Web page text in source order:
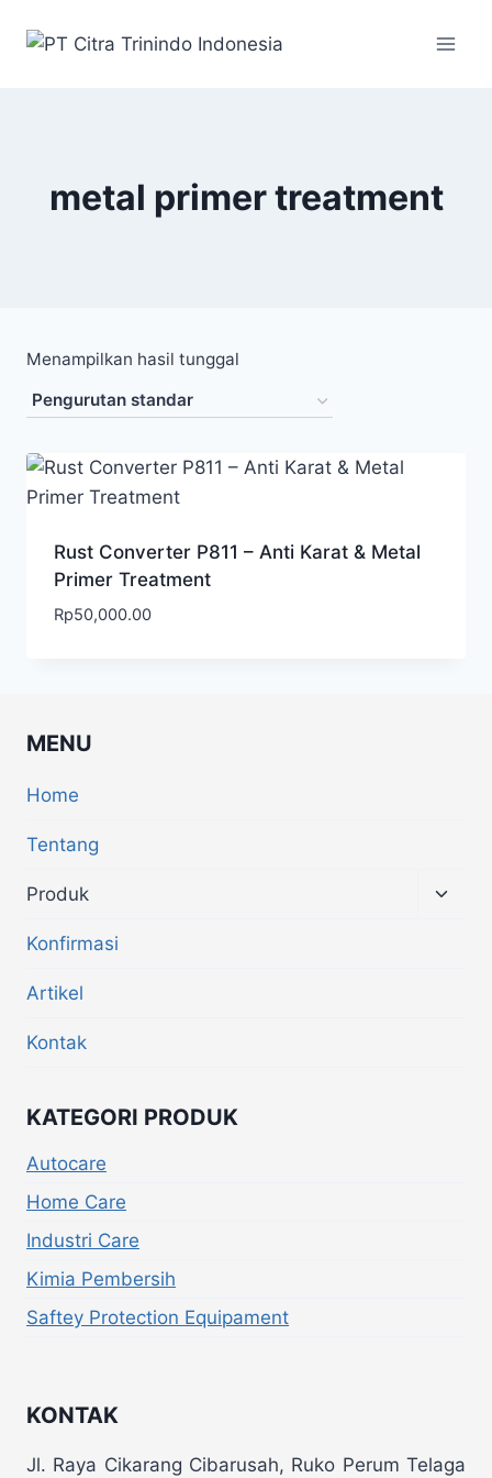
metal primer treatment
Menampilkan hasil tunggal
Rust Converter P811 – Anti Karat & Metal
Primer Treatment
Rp50,000.00
MENU
Home
Tentang
Produk
Konfirmasi
Artikel
Kontak
KATEGORI PRODUK
Autocare
Home Care
Industri Care
Kimia Pembersih
Saftey Protection Equipament
KONTAK
Jl. Raya Cikarang Cibarusah, Ruko Perum Telaga